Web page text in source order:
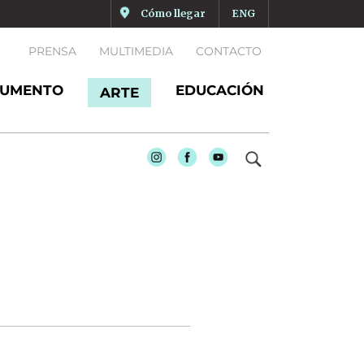
Cómo llegar ENG
PRENSA MULTIMEDIA CONTACTO
ARTE EDUCACIÓN
InstagramFacebookYoutube